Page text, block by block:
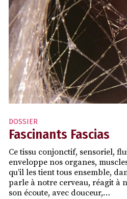
DOSSIER
Fascinants Fascias
Ce tissu conjonctif, sensoriel,
enveloppe nos organes,
qu’il les tient tous ensemble,
parle à notre cerveau, réagit à
son écoute, avec douceur,…